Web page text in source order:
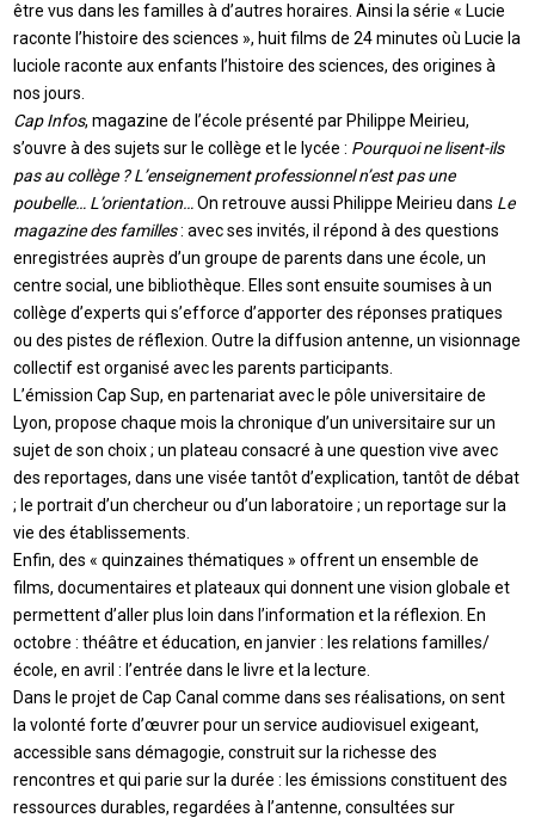
être vus dans les familles à d’autres horaires. Ainsi la série « Lucie
raconte l’histoire des sciences », huit films de 24 minutes où Lucie la
luciole raconte aux enfants l’histoire des sciences, des origines à
nos jours.
Cap Infos, magazine de l’école présenté par Philippe Meirieu,
s’ouvre à des sujets sur le collège et le lycée : Pourquoi ne lisent-ils
pas au collège ? L’enseignement professionnel n’est pas une
poubelle… L’orientation…On retrouve aussi Philippe Meirieu dans Le
magazine des familles: avec ses invités, il répond à des questions
enregistrées auprès d’un groupe de parents dans une école, un
centre social, une bibliothèque. Elles sont ensuite soumises à un
collège d’experts qui s’efforce d’apporter des réponses pratiques
ou des pistes de réflexion. Outre la diffusion antenne, un visionnage
collectif est organisé avec les parents participants.
L’émission Cap Sup, en partenariat avec le pôle universitaire de
Lyon, propose chaque mois la chronique d’un universitaire sur un
sujet de son choix ; un plateau consacré à une question vive avec
des reportages, dans une visée tantôt d’explication, tantôt de débat
; le portrait d’un chercheur ou d’un laboratoire ; un reportage sur la
vie des établissements.
Enfin, des « quinzaines thématiques » offrent un ensemble de
films, documentaires et plateaux qui donnent une vision globale et
permettent d’aller plus loin dans l’information et la réflexion. En
octobre : théâtre et éducation, en janvier : les relations familles/
école, en avril : l’entrée dans le livre et la lecture.
Dans le projet de Cap Canal comme dans ses réalisations, on sent
la volonté forte d’œuvrer pour un service audiovisuel exigeant,
accessible sans démagogie, construit sur la richesse des
rencontres et qui parie sur la durée : les émissions constituent des
ressources durables, regardées à l’antenne, consultées sur